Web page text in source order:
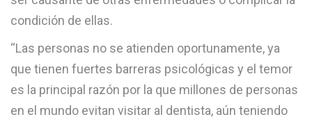
condición de ellas.
“Las personas no se atienden oportunamente, ya
que tienen fuertes barreras psicológicas y el temor
es la principal razón por la que millones de personas
en el mundo evitan visitar al dentista, aún teniendo